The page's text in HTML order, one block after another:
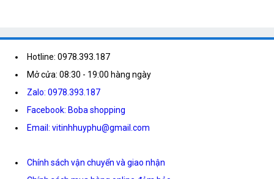
Hotline: 0978.393.187
Mở cửa: 08:30 - 19:00 hàng ngày
Zalo: 0978.393.187
Facebook: Boba shopping
Email: vitinhhuyphu@gmail.com
Chính sách vận chuyển và giao nhận